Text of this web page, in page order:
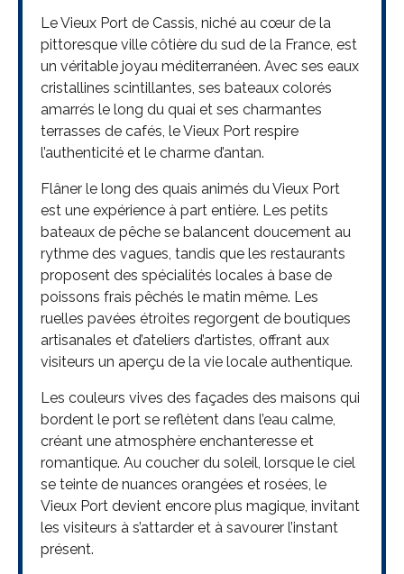
Le Vieux Port de Cassis, niché au cœur de la
pittoresque ville côtière du sud de la France, est
un véritable joyau méditerranéen. Avec ses eaux
cristallines scintillantes, ses bateaux colorés
amarrés le long du quai et ses charmantes
terrasses de cafés, le Vieux Port respire
l’authenticité et le charme d’antan.
Flâner le long des quais animés du Vieux Port
est une expérience à part entière. Les petits
bateaux de pêche se balancent doucement au
rythme des vagues, tandis que les restaurants
proposent des spécialités locales à base de
poissons frais pêchés le matin même. Les
ruelles pavées étroites regorgent de boutiques
artisanales et d’ateliers d’artistes, offrant aux
visiteurs un aperçu de la vie locale authentique.
Les couleurs vives des façades des maisons qui
bordent le port se reflètent dans l’eau calme,
créant une atmosphère enchanteresse et
romantique. Au coucher du soleil, lorsque le ciel
se teinte de nuances orangées et rosées, le
Vieux Port devient encore plus magique, invitant
les visiteurs à s’attarder et à savourer l’instant
présent.